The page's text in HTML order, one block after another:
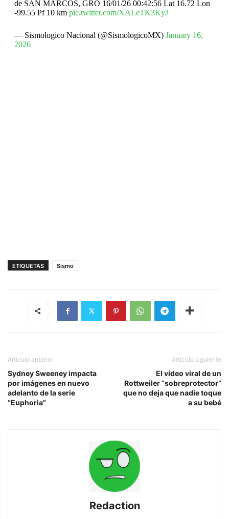
de SAN MARCOS, GRO 16/01/26 00:42:56 Lat 16.72 Lon
-99.55 Pf 10 km pic.twitter.com/XALeTK3KyJ
— Sismologico Nacional (@SismologicoMX) January 16,
2026
ETIQUETAS Sismo
Artículo anterior
Sydney Sweeney impacta
por imágenes en nuevo
adelanto de la serie
“Euphoria”
Artículo siguiente
El vídeo viral de un
Rottweiler “sobreprotector”
que no deja que nadie toque
a su bebé
Redaction